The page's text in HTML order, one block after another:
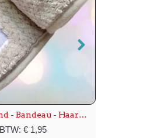
Bamboe Haarband - Bandeau - Haarband - Hoofdband - 1st - Kleur: Licht Grijs
€ 1,95